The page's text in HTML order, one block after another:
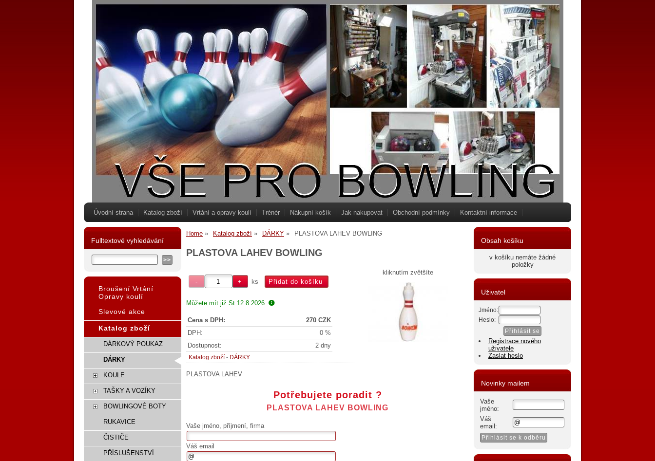
Úvodní strana Katalog zboží Vrtání a opravy koulí Trénér Nákupní košík Jak nakupovat Obchodní podmínky Kontaktní informace
Home Katalog zboží DÁRKY PLASTOVA LAHEV BOWLING
PLASTOVA LAHEV BOWLING
kliknutím zvětšíte
ks
Můžete mít již St 12.8.2026
Cena s DPH:
270 CZK
DPH:
0 %
Dostupnost:
2 dny
Katalog zboží - DÁRKY
PLASTOVA LAHEV
Potřebujete poradit ?
PLASTOVA LAHEV BOWLING
Vaše jméno, příjmení, firma
Váš email
Fulltextové vyhledávání
Broušení Vrtání
Opravy koulí
Slevové akce
Katalog zboží
DÁRKOVÝ POUKAZ
DÁRKY
KOULE
TAŠKY A VOZÍKY
BOWLINGOVÉ BOTY
RUKAVICE
ČISTIČE
PŘÍSLUŠENSTVÍ
Obsah košíku
v košíku nemáte žádné
položky
Uživatel
Jméno:
Heslo:
Registrace nového
uživatele
Zaslat heslo
Novinky mailem
Vaše
jméno:
Váš
email: